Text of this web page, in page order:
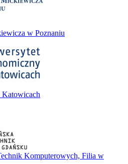
w Poznaniu
Komputerowych, Filia w